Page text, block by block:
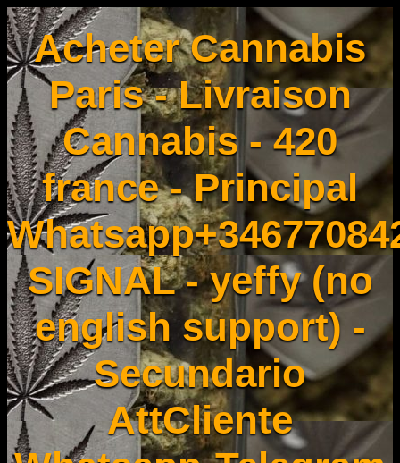
Acheter Cannabis
Paris - Livraison
Cannabis - 420
france - Principal
SIGNAL - yeffy (no
english support) -
Secundario
AttCliente